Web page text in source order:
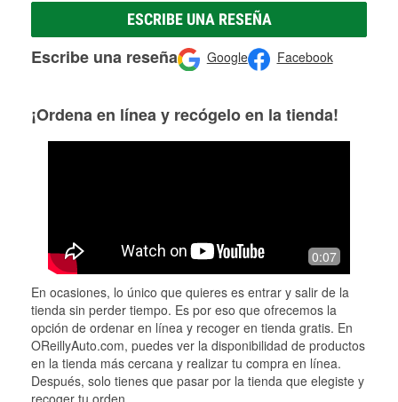
ESCRIBE UNA RESEÑA
Escribe una reseña Google Facebook
¡Ordena en línea y recógelo en la tienda!
0:07
En ocasiones, lo único que quieres es entrar y salir de la
tienda sin perder tiempo. Es por eso que ofrecemos la
opción de ordenar en línea y recoger en tienda gratis. En
OReillyAuto.com, puedes ver la disponibilidad de productos
en la tienda más cercana y realizar tu compra en línea.
Después, solo tienes que pasar por la tienda que elegiste y
recoger tu orden.